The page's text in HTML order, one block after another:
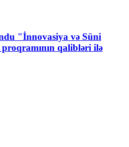
"İnnovasiya və Süni
qalibləri ilə